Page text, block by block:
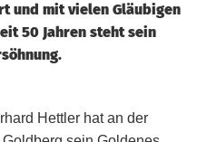
und mit vielen Gläubigen
50 Jahren steht sein